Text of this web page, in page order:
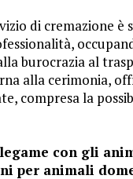
di cremazione è
burocrazia al
alla cerimonia,
compresa la
con gli
per animali